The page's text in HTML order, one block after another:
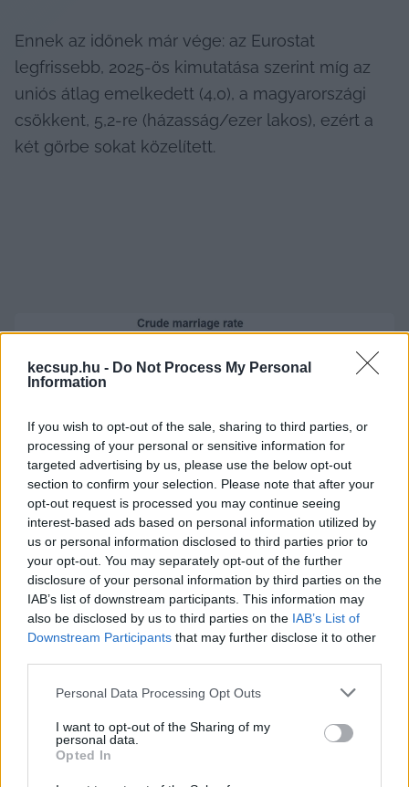
kecsup.hu - Do Not Process My Personal
Information
If you wish to opt-out of the sale, sharing to third parties, or
processing of your personal or sensitive information for
targeted advertising by us, please use the below opt-out
section to confirm your selection. Please note that after your
opt-out request is processed you may continue seeing
interest-based ads based on personal information utilized by
us or personal information disclosed to third parties prior to
your opt-out. You may separately opt-out of the further
disclosure of your personal information by third parties on the
IAB’s list of downstream participants. This information may
also be disclosed by us to third parties on the IAB’s List of
Downstream Participants that may further disclose it to other
Please note that this website/app uses one or more Google
not limited to your visit or usage behaviour. You may click to
grant or deny consent to Google and its third-party tags to
use your data for below specified purposes in below Google
Personal Data Processing Opt Outs
I want to opt-out of the Sharing of my
personal data.
Opted In
Ennek az időnek már vége: az Eurostat
legfrissebb, 2025-ös kimutatása szerint míg az
uniós átlag emelkedett (4,0), a magyarországi
csökkent, 5,2-re (házasság/ezer lakos), ezért a
két görbe sokat közelített.
Forrás: Eurostat, https://ec.europa.eu/eurostat
2025-ben 4,9 házasság jutott ezer lakosra.